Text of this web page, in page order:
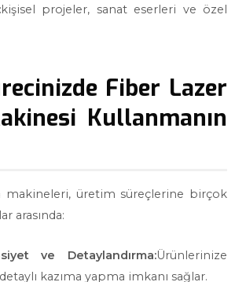
kişisel projeler, sanat eserleri ve özel
Fiber Lazer
Kullanmanın
makineleri, üretim süreçlerine birçok
arasında:
ve Detaylandırma:Ürünlerinize
kazıma yapma imkanı sağlar.